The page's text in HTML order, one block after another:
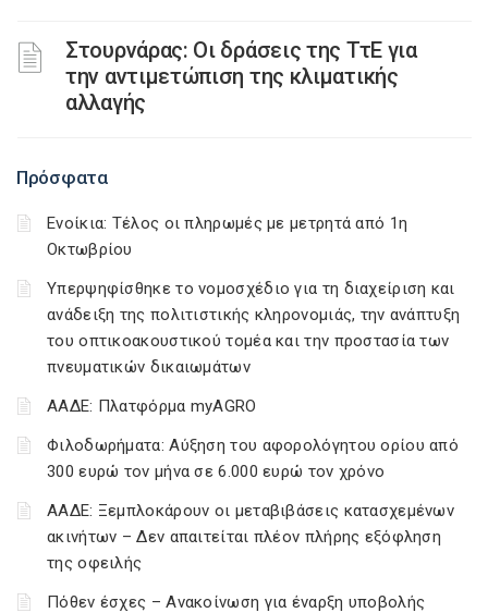
Στουρνάρας: Οι δράσεις της ΤτΕ για
την αντιμετώπιση της κλιματικής
αλλαγής
Πρόσφατα
Ενοίκια: Τέλος οι πληρωμές με μετρητά από 1η
Οκτωβρίου
Υπερψηφίσθηκε το νομοσχέδιο για τη διαχείριση και
ανάδειξη της πολιτιστικής κληρονομιάς, την ανάπτυξη
του οπτικοακουστικού τομέα και την προστασία των
πνευματικών δικαιωμάτων
ΑΑΔΕ: Πλατφόρμα myAGRO
Φιλοδωρήματα: Αύξηση του αφορολόγητου ορίου από
300 ευρώ τον μήνα σε 6.000 ευρώ τον χρόνο
ΑΑΔΕ: Ξεμπλοκάρουν οι μεταβιβάσεις κατασχεμένων
ακινήτων – Δεν απαιτείται πλέον πλήρης εξόφληση
της οφειλής
Πόθεν έσχες – Ανακοίνωση για έναρξη υποβολής